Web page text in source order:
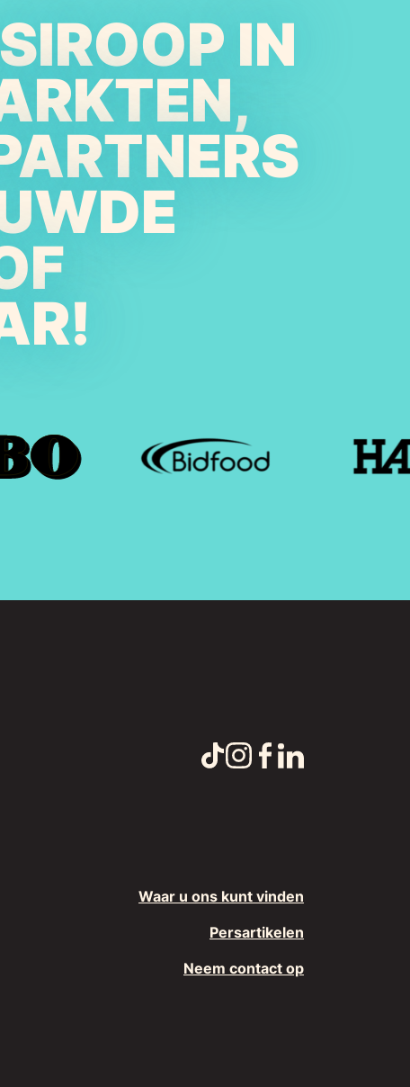
IN
Waar u ons kunt vinden
Persartikelen
Neem contact op